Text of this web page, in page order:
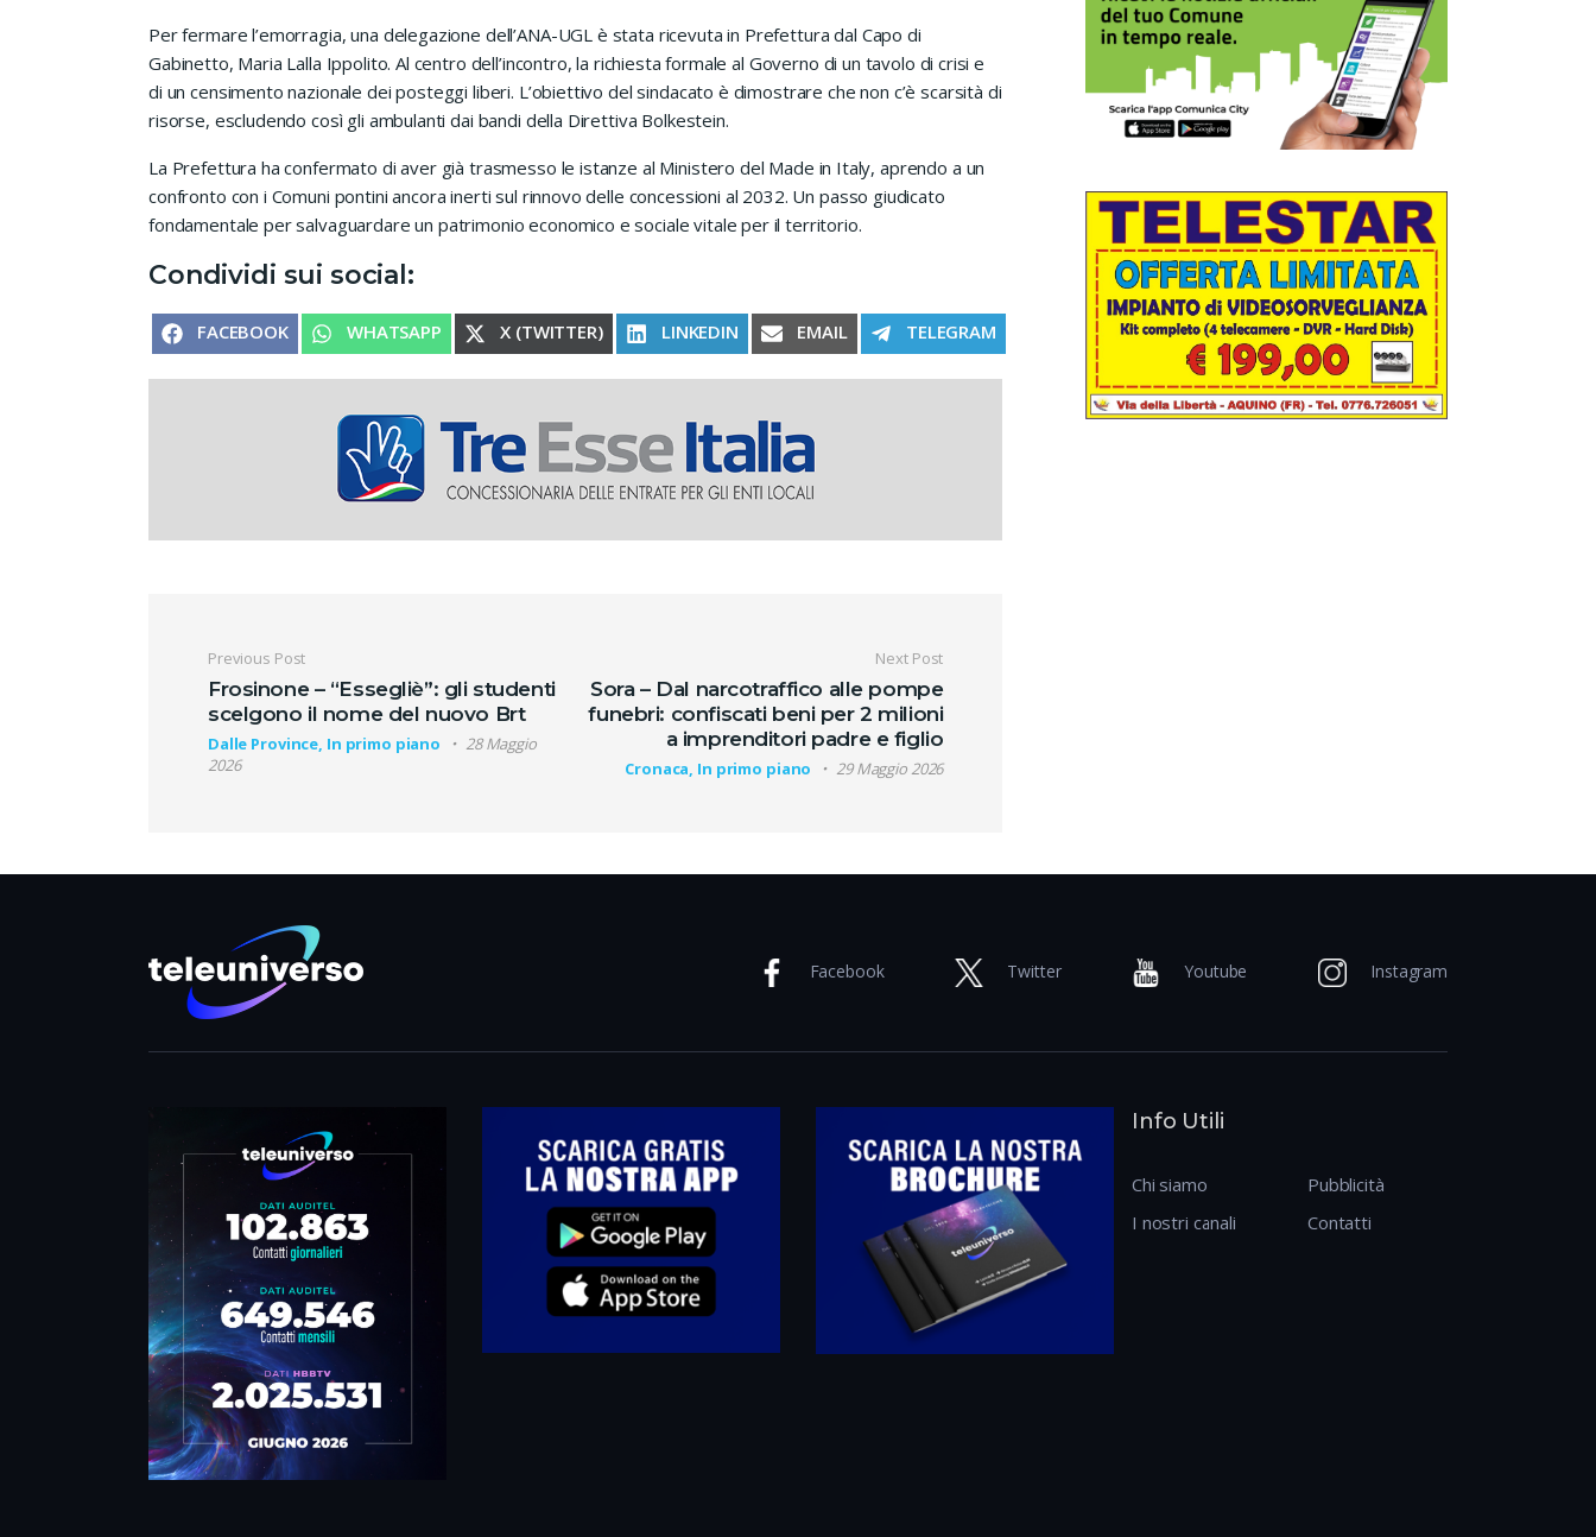
Per fermare l’emorragia, una delegazione dell’ANA-UGL è stata ricevuta in Prefettura dal Capo di
Gabinetto, Maria Lalla Ippolito. Al centro dell’incontro, la richiesta formale al Governo di un tavolo di crisi e
di un censimento nazionale dei posteggi liberi. L’obiettivo del sindacato è dimostrare che non c’è scarsità di
risorse, escludendo così gli ambulanti dai bandi della Direttiva Bolkestein.
La Prefettura ha confermato di aver già trasmesso le istanze al Ministero del Made in Italy, aprendo a un
confronto con i Comuni pontini ancora inerti sul rinnovo delle concessioni al 2032. Un passo giudicato
fondamentale per salvaguardare un patrimonio economico e sociale vitale per il territorio.
Condividi sui social:
SHARE ON
FACEBOOK SHARE ON
WHATSAPP SHARE ON
X (TWITTER) SHARE ON
LINKEDIN SHARE ON
EMAIL SHARE ON
TELEGRAM
Navigazione articoli
Previous Post
Frosinone – “Essegliè”: gli studenti
scelgono il nome del nuovo Brt
Dalle Province, In primo piano
28 Maggio
2026
Next Post
Sora – Dal narcotraffico alle pompe
funebri: confiscati beni per 2 milioni
a imprenditori padre e figlio
Cronaca, In primo piano 29 Maggio 2026
Facebook Twitter Youtube Instagram
Info Utili
Chi siamo
I nostri canali
Pubblicità
Contatti